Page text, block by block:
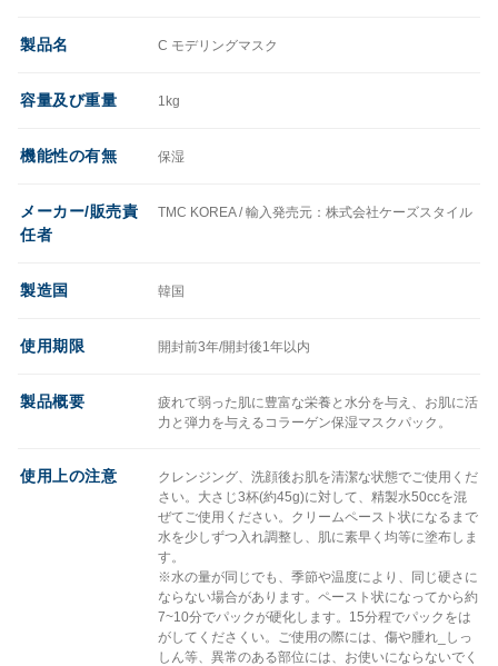
製品名 C モデリングマスク
容量及び重量 1kg
機能性の有無 保湿
メーカー/販売責
任者
TMC KOREA / 輸入発売元：株式会社ケーズスタイル
製造国 韓国
使用期限 開封前3年/開封後1年以内
製品概要
疲れて弱った肌に豊富な栄養と水分を与え、お肌に活
力と弾力を与えるコラーゲン保湿マスクパック。
使用上の注意
クレンジング、洗顔後お肌を清潔な状態でご使用くだ
さい。大さじ3杯(約45g)に対して、精製水50ccを混
ぜてご使用ください。クリームペースト状になるまで
水を少しずつ入れ調整し、肌に素早く均等に塗布しま
す。
※水の量が同じでも、季節や温度により、同じ硬さに
ならない場合があります。ペースト状になってから約
7~10分でパックが硬化します。15分程でパックをは
がしてくださくい。ご使用の際には、傷や腫れ_しっ
しん等、異常のある部位には、お使いにならないでく